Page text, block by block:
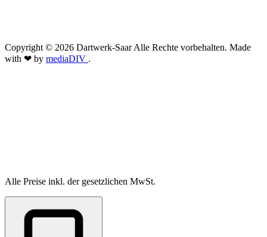
Copyright © 2026 Dartwerk-Saar Alle Rechte vorbehalten. Made
with ❤ by mediaDIV .
Alle Preise inkl. der gesetzlichen MwSt.